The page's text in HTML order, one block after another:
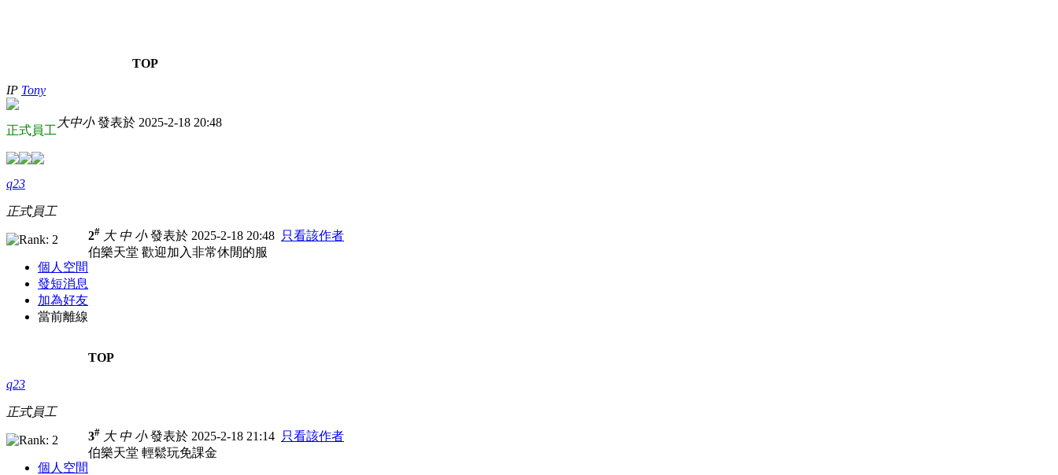
TOP
IP Tony
正式員工
大中小發表於 2025-2-18 20:48
q23
正式員工
個人空間
發短消息
加為好友
當前離線
2# 大 中 小發表於 2025-2-18 20:48 只看該作者
伯樂天堂 歡迎加入非常休閒的服
TOP
q23
正式員工
個人空間
3# 大 中 小發表於 2025-2-18 21:14 只看該作者
伯樂天堂 輕鬆玩免課金